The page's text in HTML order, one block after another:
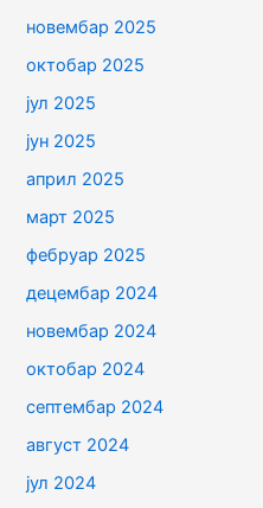
новембар 2025
октобар 2025
јул 2025
јун 2025
април 2025
март 2025
фебруар 2025
децембар 2024
новембар 2024
октобар 2024
септембар 2024
август 2024
јул 2024